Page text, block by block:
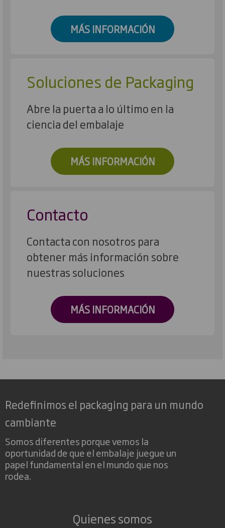
MÁS INFORMACIÓN
Soluciones de Packaging
Abre la puerta a lo último en la
ciencia del embalaje
MÁS INFORMACIÓN
Contacto
Contacta con nosotros para
obtener más información sobre
nuestras soluciones
MÁS INFORMACIÓN
Redefinimos el packaging para un mundo
cambiante
Somos diferentes porque vemos la
oportunidad de que el embalaje juegue un
papel fundamental en el mundo que nos
rodea.
Quienes somos